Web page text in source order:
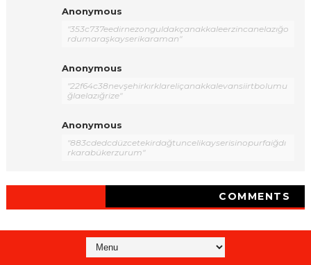
Anonymous
"353c737eedirnezonguldakçanakkaleerzincanelazığo
rdumaraşkayserikaraman"
Anonymous
"22f64c38nevşehirkırklareliçanakkalevansiirtbolumu
ğlaelazığrize"
Anonymous
"883cdedcdüzcetekirdağtuncelikayserisinopurfaiğdı
rkarabükerzurum"
COMMENTS